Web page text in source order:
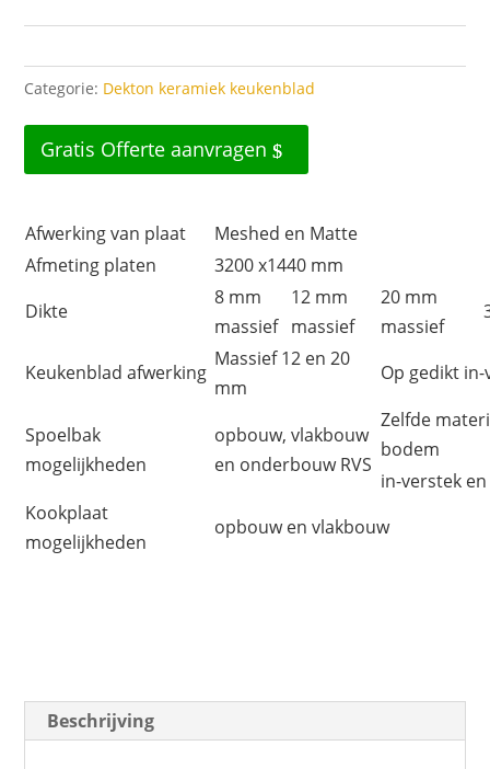
Categorie: Dekton keramiek keukenblad
Gratis Offerte aanvragen
Afwerking van plaat
Meshed en Matte
Afmeting platen
3200 x1440 mm
Dikte
8 mm
massief
12 mm
massief
20 mm
massief
Keukenblad afwerking
Massief 12 en 20
mm
Op gedikt
Spoelbak
mogelijkheden
opbouw, vlakbouw
en onderbouw RVS
Zelfde
bodem
in-verstek
Kookplaat
mogelijkheden
opbouw en vlakbouw
Beschrijving